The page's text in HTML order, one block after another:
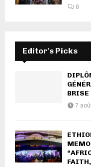
0
Editor's Picks
BRISE
7